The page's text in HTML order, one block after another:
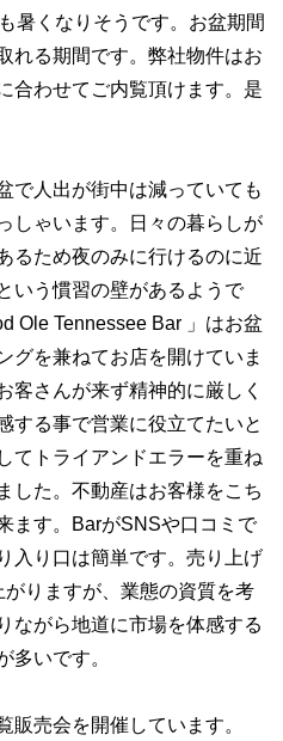
暑くなりそうです。お盆期間
れる期間です。弊社物件はお
合わせてご内覧頂けます。是
で人出が街中は減っていても
しゃいます。日々の暮らしが
るため夜のみに行けるのに近
いう慣習の壁があるようで
Ole Tennessee Bar 」はお盆
グを兼ねてお店を開けていま
客さんが来ず精神的に厳しく
する事で営業に役立てたいと
てトライアンドエラーを重ね
した。不動産はお客様をこち
ます。BarがSNSや口コミで
入り口は簡単です。売り上げ
りますが、業態の資質を考
ながら地道に市場を体感する
多いです。
販売会を開催しています。